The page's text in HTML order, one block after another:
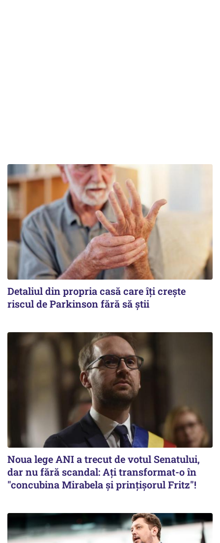
Detaliul din propria casă care îți crește
riscul de Parkinson fără să știi
Noua lege ANI a trecut de votul Senatului,
dar nu fără scandal: Ați transformat-o în
"concubina Mirabela şi prinţişorul Fritz"!